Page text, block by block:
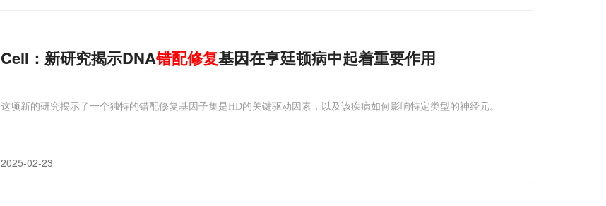
Cell：新研究揭示DNA错配修复基因在亨廷顿病中起着重要作用
这项新的研究揭示了一个独特的错配修复基因子集是HD的关键驱动因素，以及该疾病如何影响特定类型的神经元。
2025-02-23